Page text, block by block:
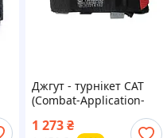
Джгут - турнікет CAT
(Combat-Application-
Tourniquet) Generation
7
1 273 ₴